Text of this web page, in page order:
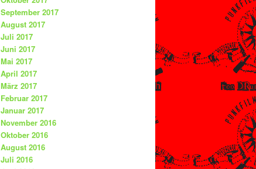
September 2017
August 2017
Juli 2017
Juni 2017
Mai 2017
April 2017
März 2017
Februar 2017
Januar 2017
November 2016
Oktober 2016
August 2016
Juli 2016